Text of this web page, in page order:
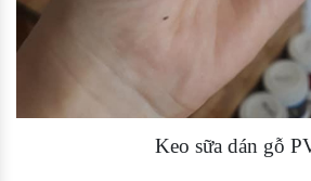
Keo sữa dán gỗ